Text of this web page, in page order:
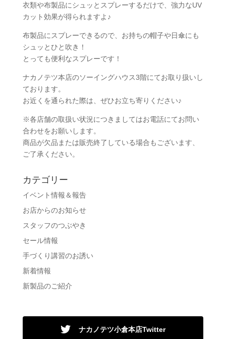
衣類や布製品にシュッとスプレーするだけで、強力なUV
カット効果が得られますよ♪
布製品にスプレーできるので、お持ちの帽子や日傘にも
シュッとひと吹き！
とっても便利なスプレーです！
ナカノテツ本店のソーイングハウス3階にてお取り扱いし
ております。
お近くを通られた際は、ぜひお立ち寄りください♪
※各店舗の取扱い状況につきましてはお電話にてお問い
合わせをお願いします。
商品が欠品または販売終了している場合もございます、
ご了承ください。
カテゴリー
イベント情報＆報告
お店からのお知らせ
スタッフのつぶやき
セール情報
手づくり講習のお誘い
新着情報
新製品のご紹介
ナカノテツ小倉本店Twitter